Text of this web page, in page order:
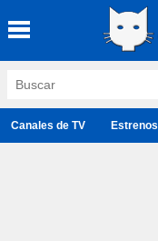
Canales de TV Estrenos